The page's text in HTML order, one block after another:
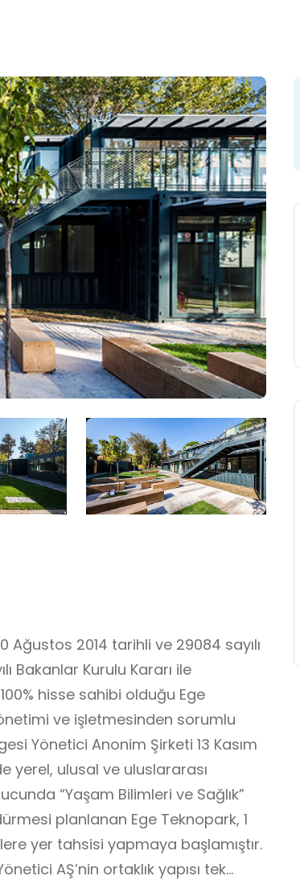
Ağustos 2014 tarihli ve 29084 sayılı
Bakanlar Kurulu Kararı ile
Ege
ve işletmesinden sorumlu
Yönetici Anonim Şirketi 13 Kasım
yerel, ulusal ve uluslararası
“Yaşam Bilimleri ve Sağlık”
planlanan Ege Teknopark, 1
yer tahsisi yapmaya başlamıştır.
AŞ’nin ortaklık yapısı tek